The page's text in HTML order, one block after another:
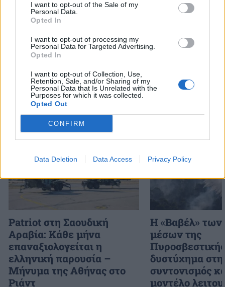
I want to opt-out of the Sale of my
Personal Data.
Opted In
I want to opt-out of processing my
Personal Data for Targeted Advertising.
Opted In
I want to opt-out of Collection, Use,
Retention, Sale, and/or Sharing of my
Personal Data that Is Unrelated with the
Purposes for which it was collected.
Opted Out
CONFIRM
Data Deletion Data Access Privacy Policy
Διάβασε επίσης
Patriot στη Σαουδική
Αραβία: Κάθε μήνα
επαναξιολογείται η
ελληνική παρουσία –
Μήνυμα της Αθήνας στο
Ριάντ
H «Βαβέλ»
μέσων της
δυστύχημα
συντονισμός
μοντέλο
Ακολουθήστε το onalert.gr στο
Google
Newsκαι μάθετε πρώτοι όλες τις ειδήσεις
ΡΩΣΟΙ ΣΤΡΑΤΙΩΤΕΣ